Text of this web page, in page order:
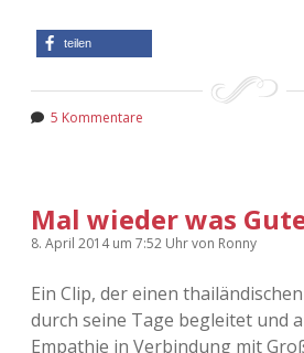
teilen
5 Kommentare
Mal wieder was
8. April 2014um 7:52 Uhrvon Ronny
Ein Clip, der einen
durch seine Tage begleitet und
Empathie in Verbindung mit